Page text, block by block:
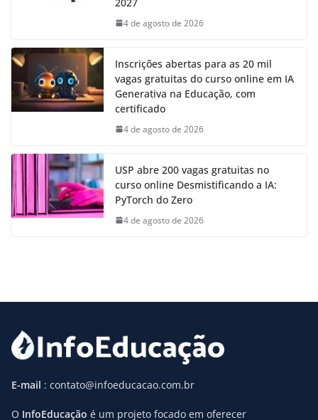
4 de agosto de 2026
Inscrições abertas para as 20 mil
vagas gratuitas do curso online em IA
Generativa na Educação, com
certificado
4 de agosto de 2026
USP abre 200 vagas gratuitas no
curso online Desmistificando a IA:
PyTorch do Zero
4 de agosto de 2026
E-mail : contato@infoeducacao.com.br
O InfoEducação é um projeto focado em oferecer